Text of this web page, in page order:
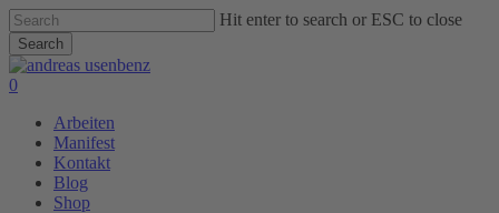
Skip
to
main
content
Hit enter to search or ESC to close
Search
Close
Search
search
0
Arbeiten
Manifest
Kontakt
Blog
Shop